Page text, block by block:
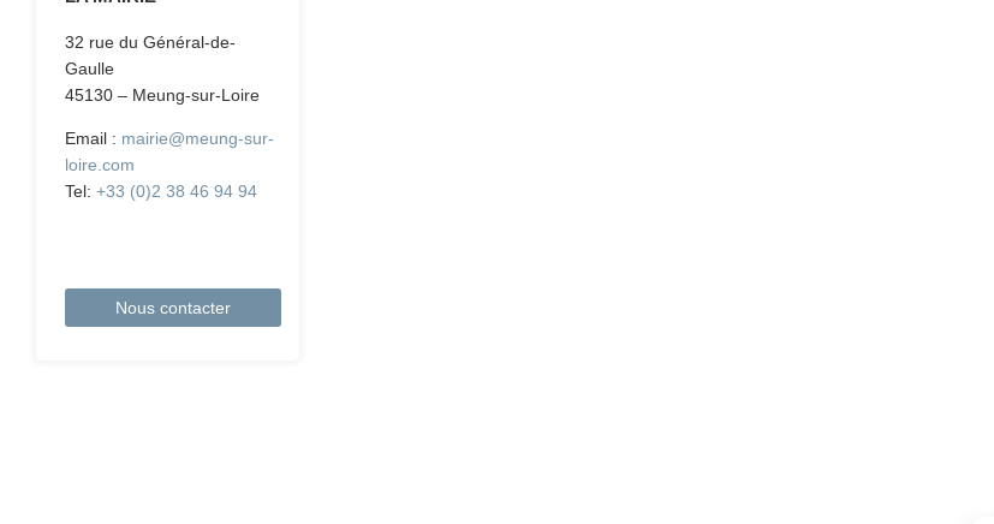
32 rue du Général-de-
Gaulle
45130 – Meung-sur-Loire
Email : mairie@meung-sur-
loire.com
Tel:+33 (0)2 38 46 94 94
Nous contacter